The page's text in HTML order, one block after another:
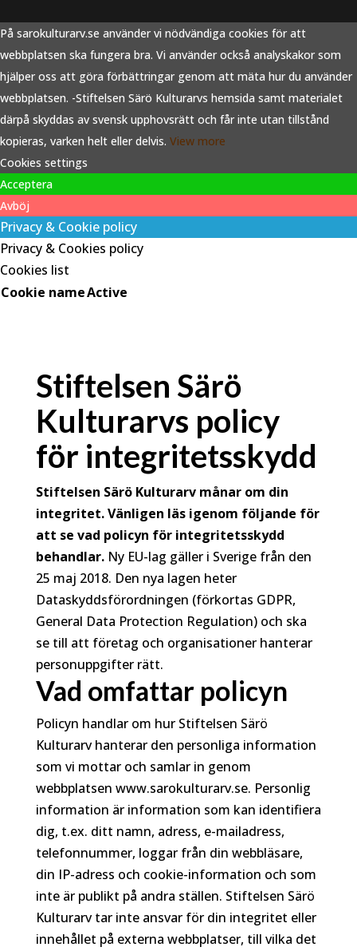
På sarokulturarv.se använder vi nödvändiga cookies för att
webbplatsen ska fungera bra. Vi använder också analyskakor som
hjälper oss att göra förbättringar genom att mäta hur du använder
webbplatsen. -Stiftelsen Särö Kulturarvs hemsida samt materialet
därpå skyddas av svensk upphovsrätt och får inte utan tillstånd
kopieras, varken helt eller delvis. View more
Cookies settings
Acceptera
Avböj
Privacy & Cookie policy
Privacy & Cookies policy
Cookies list
Cookie nameActive
Stiftelsen Särö
Kulturarvs policy
för integritetsskydd
Stiftelsen Särö Kulturarv månar om din
integritet. Vänligen läs igenom följande för
att se vad policyn för integritetsskydd
behandlar. Ny EU-lag gäller i Sverige från den
25 maj 2018. Den nya lagen heter
Dataskyddsförordningen (förkortas GDPR,
General Data Protection Regulation) och ska
se till att företag och organisationer hanterar
personuppgifter rätt.
Vad omfattar policyn
Policyn handlar om hur Stiftelsen Särö
Kulturarv hanterar den personliga information
som vi mottar och samlar in genom
webbplatsen www.sarokulturarv.se. Personlig
information är information som kan identifiera
dig, t.ex. ditt namn, adress, e-mailadress,
telefonnummer, loggar från din webbläsare,
din IP-adress och cookie-information och som
inte är publikt på andra ställen. Stiftelsen Särö
Kulturarv tar inte ansvar för din integritet eller
innehållet på externa webbplatser, till vilka det